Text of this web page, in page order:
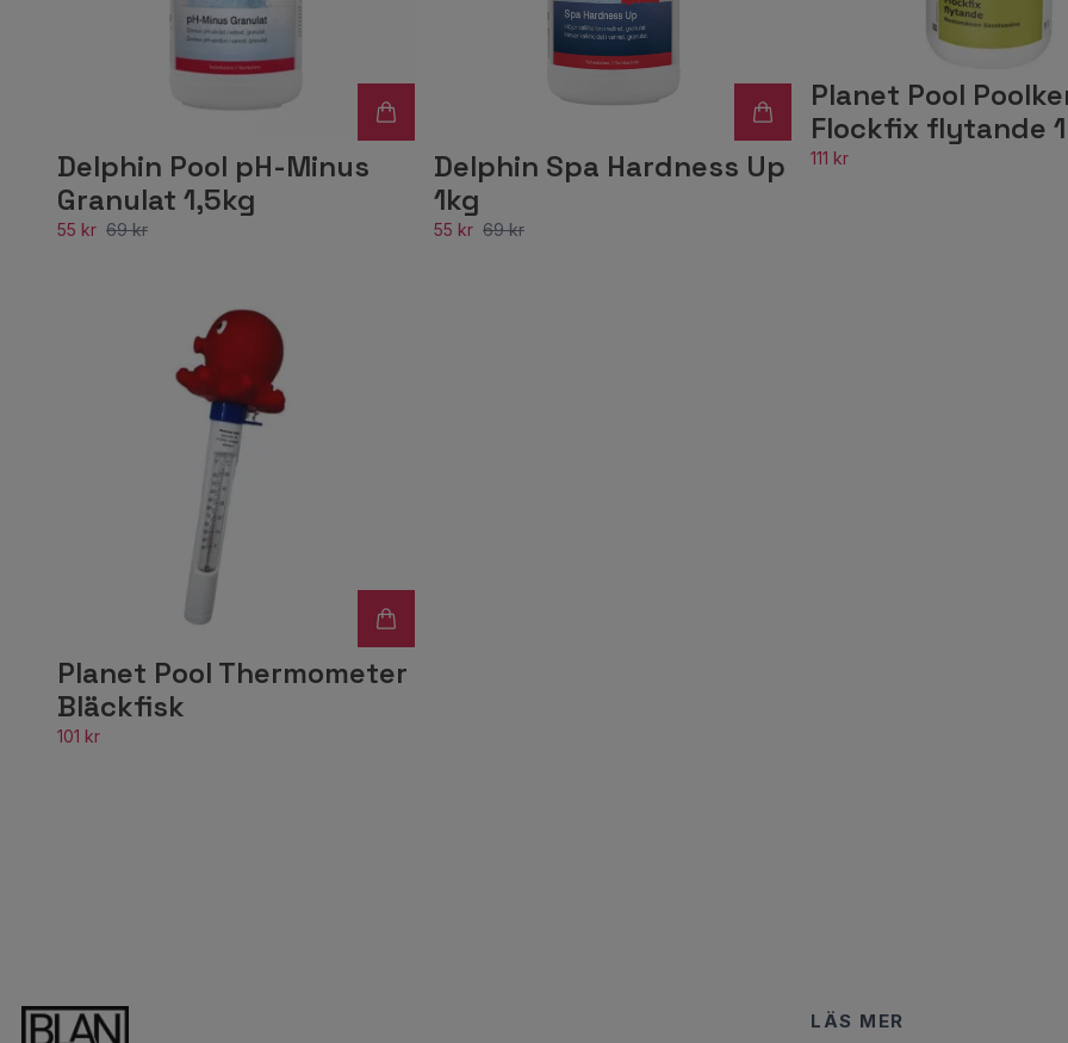
Delphin Pool pH-Minus
Granulat 1,5kg
55 kr 69 kr
Delphin Spa Hardness Up
1kg
55 kr 69 kr
Planet Pool
Flockfix flytande
111 kr
Planet Pool Thermometer
Bläckfisk
101 kr
LÄS MER